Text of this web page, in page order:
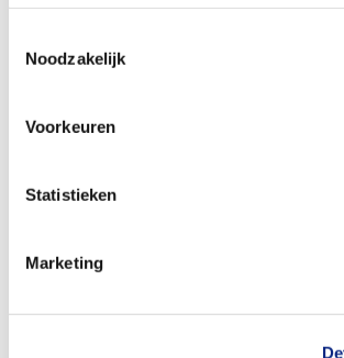
Noodzakelijk
Voorkeuren
Statistieken
Marketing